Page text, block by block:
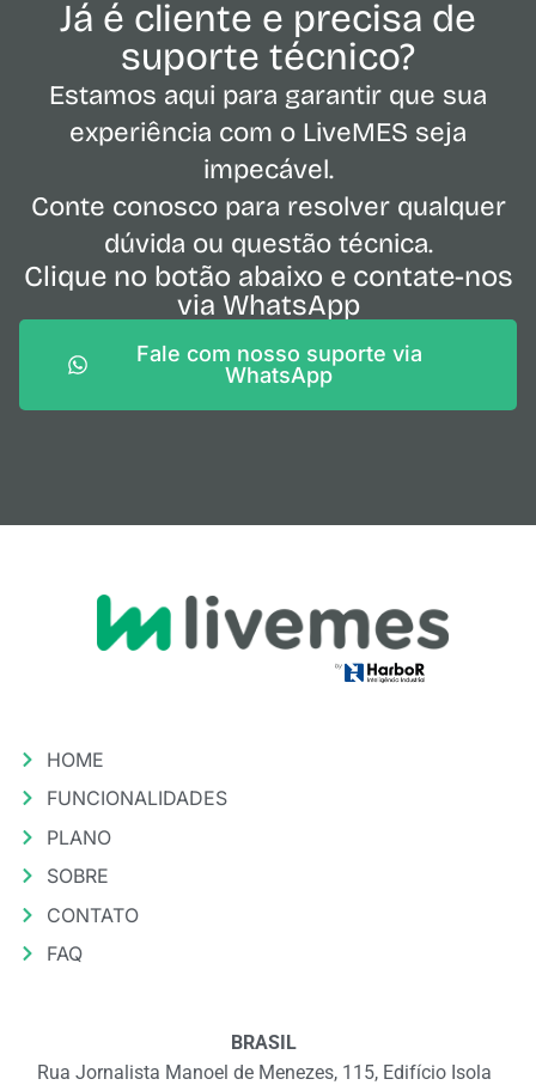
Já é cliente e precisa de
suporte técnico?
Estamos aqui para garantir que sua
experiência com o LiveMES seja
impecável.
Conte conosco para resolver qualquer
dúvida ou questão técnica.
Clique no botão abaixo e contate-nos
via WhatsApp
Fale com nosso suporte via
WhatsApp
HOME
FUNCIONALIDADES
PLANO
SOBRE
CONTATO
FAQ
BRASIL
Rua Jornalista Manoel de Menezes, 115, Edifício Isola